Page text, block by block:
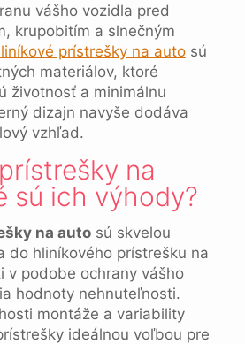
vášho vozidla pred
krupobitím a slnečným
prístrešky na autosú
materiálov, ktoré
životnosť a minimálnu
dizajn navyše dodáva
vzhľad.
na
sú ich výhody?
na autosú skvelou
do hliníkového prístrešku na
v podobe ochrany vášho
hodnoty nehnuteľnosti.
montáže a variability
ideálnou voľbou pre